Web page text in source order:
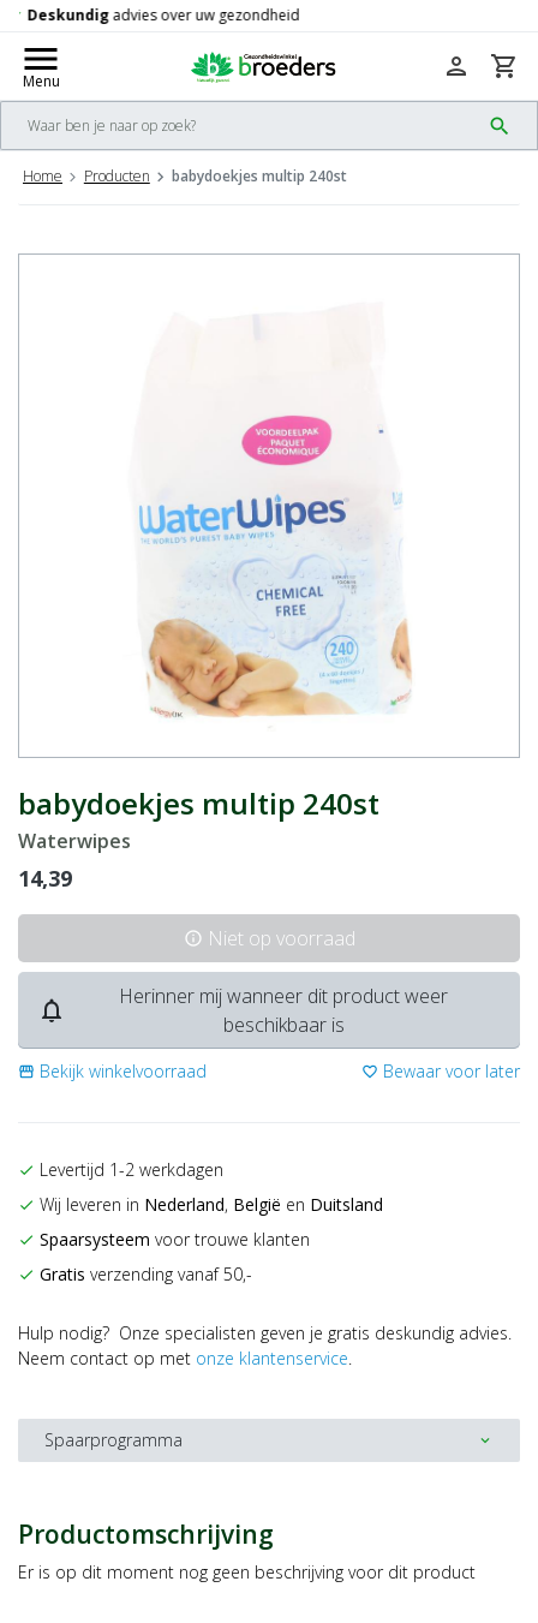
check Gratisverzending vanaf 50,-
menu
Menu
search
person shopping_cart
Home Producten babydoekjes multip 240st
babydoekjes multip 240st
Waterwipes
14,39
info Niet op voorraad
notifications_none
Herinner mij wanneer dit product weer
beschikbaar is
storefront Bekijk winkelvoorraad favorite_border Bewaar voor later
check Levertijd 1-2 werkdagen
check Wij leveren in Nederland, België en Duitsland
check Spaarsysteem voor trouwe klanten
check Gratis verzending vanaf 50,-
Hulp nodig? Onze specialisten geven je gratis deskundig advies.
Neem contact op met onze klantenservice.
Spaarprogramma expand_more
Productomschrijving
Er is op dit moment nog geen beschrijving voor dit product